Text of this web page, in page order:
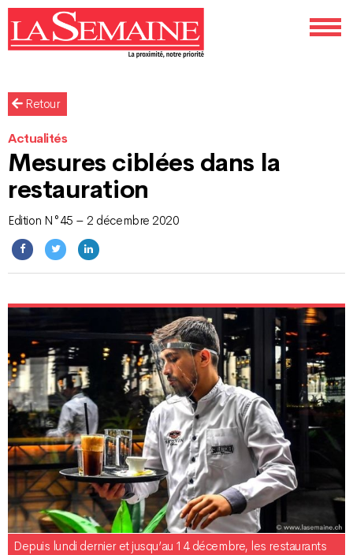
Retour
Actualités
Mesures ciblées dans la
restauration
Edition N°45 – 2 décembre 2020
Depuis lundi dernier et jusqu’au 14 décembre, les restaurants